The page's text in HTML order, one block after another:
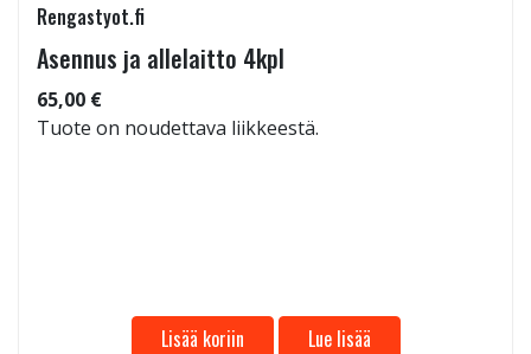
Rengastyot.fi
Asennus ja allelaitto 4kpl
65,00 €
Tuote on noudettava liikkeestä.
Lisää koriin Lue lisää